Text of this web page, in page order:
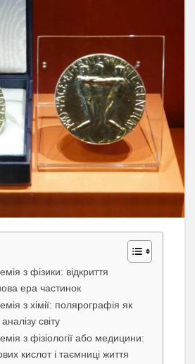
з фізики: відкриття
ера частинок
з хімії: полярографія як
світу
з фізіології або медицини:
кислот і таємниці життя